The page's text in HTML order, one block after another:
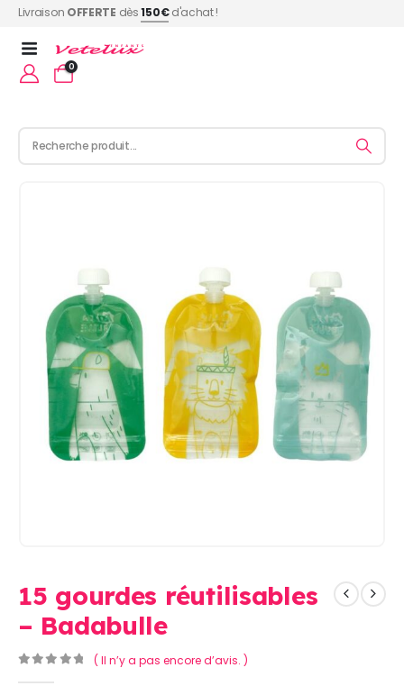
Livraison OFFERTE dès150€d'achat !
0
15 gourdes réutilisables
– Badabulle
( Il n’y a pas encore d’avis. )